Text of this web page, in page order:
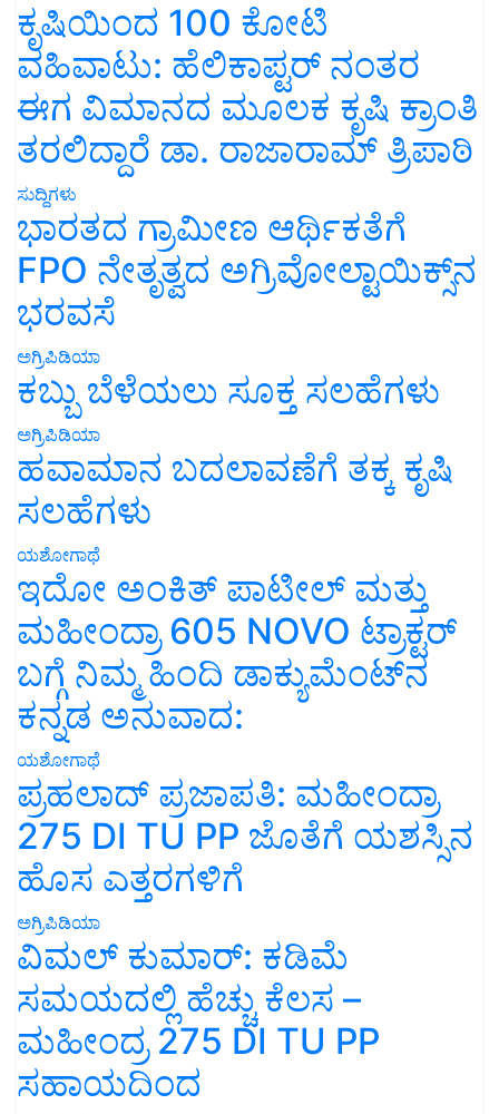
ಕೃಷಿಯಿಂದ 100 ಕೋಟಿ
ವಹಿವಾಟು: ಹೆಲಿಕಾಪ್ಟರ್ ನಂತರ
ಈಗ ವಿಮಾನದ ಮೂಲಕ ಕೃಷಿ ಕ್ರಾಂತಿ
ತರಲಿದ್ದಾರೆ ಡಾ. ರಾಜಾರಾಮ್ ತ್ರಿಪಾಠಿ
ಸುದ್ದಿಗಳು
ಭಾರತದ ಗ್ರಾಮೀಣ ಆರ್ಥಿಕತೆಗೆ
FPO ನೇತೃತ್ವದ ಅಗ್ರಿವೋಲ್ಟಾಯಿಕ್ಸ್‌ನ
ಭರವಸೆ
ಅಗ್ರಿಪಿಡಿಯಾ
ಕಬ್ಬು ಬೆಳೆಯಲು ಸೂಕ್ತ ಸಲಹೆಗಳು
ಅಗ್ರಿಪಿಡಿಯಾ
ಹವಾಮಾನ ಬದಲಾವಣೆಗೆ ತಕ್ಕ ಕೃಷಿ
ಸಲಹೆಗಳು
ಯಶೋಗಾಥೆ
ಇದೋ ಅಂಕಿತ್ ಪಾಟೀಲ್ ಮತ್ತು
ಮಹೀಂದ್ರಾ 605 NOVO ಟ್ರಾಕ್ಟರ್
ಬಗ್ಗೆ ನಿಮ್ಮ ಹಿಂದಿ ಡಾಕ್ಯುಮೆಂಟ್‌ನ
ಕನ್ನಡ ಅನುವಾದ:
ಯಶೋಗಾಥೆ
ಪ್ರಹಲಾದ್ ಪ್ರಜಾಪತಿ: ಮಹೀಂದ್ರಾ
275 DI TU PP ಜೊತೆಗೆ ಯಶಸ್ಸಿನ
ಹೊಸ ಎತ್ತರಗಳಿಗೆ
ಅಗ್ರಿಪಿಡಿಯಾ
ವಿಮಲ್ ಕುಮಾರ್: ಕಡಿಮೆ
ಸಮಯದಲ್ಲಿ ಹೆಚ್ಚು ಕೆಲಸ –
ಮಹೀಂದ್ರ 275 DI TU PP
ಸಹಾಯದಿಂದ